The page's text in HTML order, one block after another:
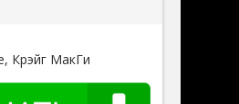
Крэйг МакГи